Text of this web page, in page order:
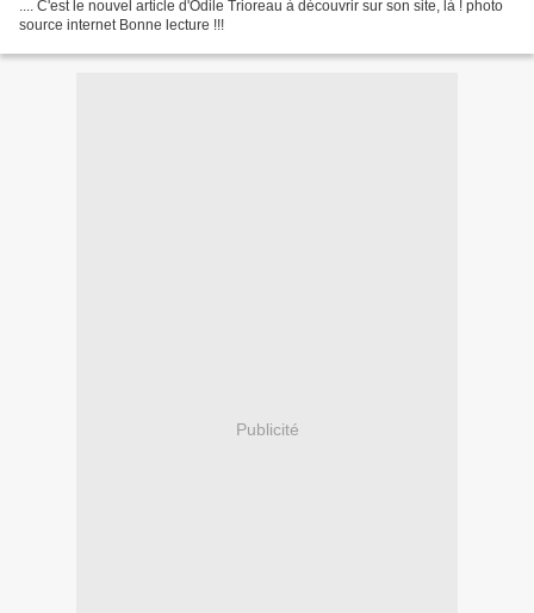
.... C'est le nouvel article d'Odile Trioreau à découvrir sur son site, là ! photo
source internet Bonne lecture !!!
Publicité